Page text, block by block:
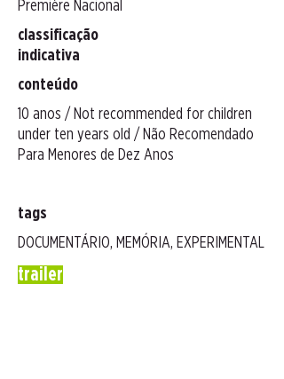
Première Nacional
classificação
indicativa
conteúdo
10 anos / Not recommended for children
under ten years old / Não Recomendado
Para Menores de Dez Anos
tags
DOCUMENTÁRIO, MEMÓRIA, EXPERIMENTAL
trailer